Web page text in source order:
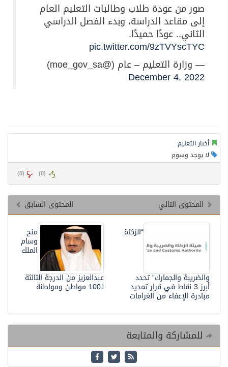
صور من عودة طلاب وطالبات التعليم العام
إلى مقاعد الدراسة، وبدء الفصل الدراسي
الثاني.. عودًا حميدًا.
pic.twitter.com/9zTVYscTYC
— وزارة التعليم – عام (@moe_gov_sa)
December 4, 2022
أخبار التعليم
لا يوجد وسوم
(
0
) (
0
)
المحتوى السابق
المحتوى التالي
منح
وسام
الملك
عبدالعزيز من الدرجة الثالثة
لـ100 مواطن ومواطنة
“الزكاة
والضريبة والجمارك” تحدد
أبرز 3 نقاط في قرار تمديد
مبادرة الإعفاء من الغرامات
للمشاركة والمتابعة